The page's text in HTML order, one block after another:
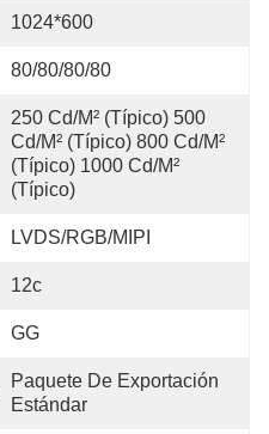
1024*600
80/80/80/80
250 Cd/m² (típico) 500
Cd/m² (típico) 800 Cd/m²
(típico) 1000 Cd/m²
(típico)
LVDS/RGB/MIPI
12c
GG
Paquete De Exportación
Estándar